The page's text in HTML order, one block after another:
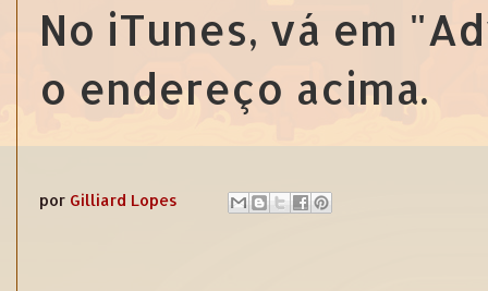
No iTunes, vá em
o endereço acima.
por Gilliard Lopes